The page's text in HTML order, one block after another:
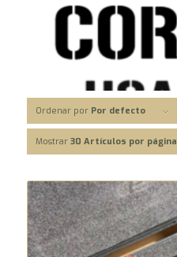
Ordenar por Por defecto
Mostrar 30 Artículos por página